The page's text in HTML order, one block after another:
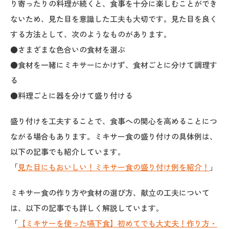
り寄ったりの料理が続くと、食事を十分に楽しむことができ
ないため、見た目を意識した工夫も大切です。見た目を良く
する方法として、次のようなものがあります。
●さまざまな色合いの食材を選ぶ
●食材を一緒にミキサーにかけず、食材ごとに分けて調理す
る
●料理ごとに器を分けて盛り付ける
盛り付けを工夫することで、食事への関心を高めることにつ
ながる場合もあります。ミキサー食の盛り付けの具体例は、
以下の記事でも紹介しています。
「見た目にもおいしい！ミキサー食の盛り付け例を紹介！ 」
ミキサー食の作り方や食材の選び方、献立の工夫について
は、以下の記事でも詳しく解説しています。
「 【ミキサーを使った嚥下食】初めてでも大丈夫！作り方・